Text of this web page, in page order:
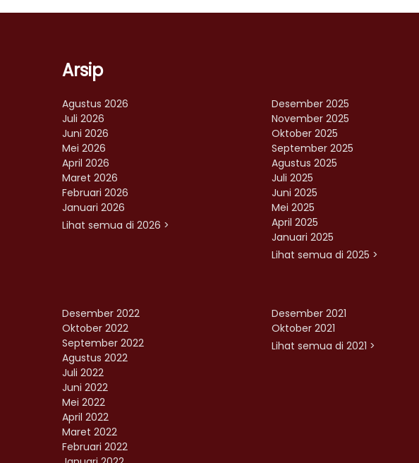
Arsip
Agustus 2026
Juli 2026
Juni 2026
Mei 2026
April 2026
Maret 2026
Februari 2026
Januari 2026
Lihat semua di 2026 >
Desember 2025
November 2025
Oktober 2025
September 2025
Agustus 2025
Juli 2025
Juni 2025
Mei 2025
April 2025
Januari 2025
Lihat semua di 2025 >
Desember 2022
Oktober 2022
September 2022
Agustus 2022
Juli 2022
Juni 2022
Mei 2022
April 2022
Maret 2022
Februari 2022
Desember 2021
Oktober 2021
Lihat semua di 2021 >